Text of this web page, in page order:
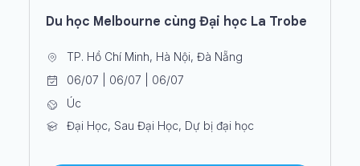
Du học Melbourne cùng Đại học La Trobe
TP. Hồ Chí Minh, Hà Nội, Đà Nẵng
06/07 | 06/07 | 06/07
Úc
Đại Học, Sau Đại Học, Dự bị đại học